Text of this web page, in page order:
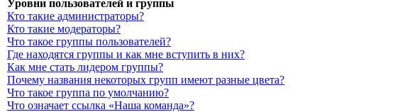
Уровни пользователей и группы
Кто такие администраторы?
Кто такие модераторы?
Что такое группы пользователей?
Где находятся группы и как мне вступить в них?
Как мне стать лидером группы?
Почему названия некоторых групп имеют разные цвета?
Что такое группа по умолчанию?
Что означает ссылка «Наша команда»?